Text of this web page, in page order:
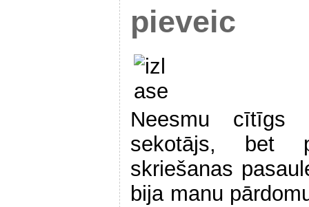
pieveic
Neesmu cītīgs
sekotājs, bet
skriešanas
bija manu